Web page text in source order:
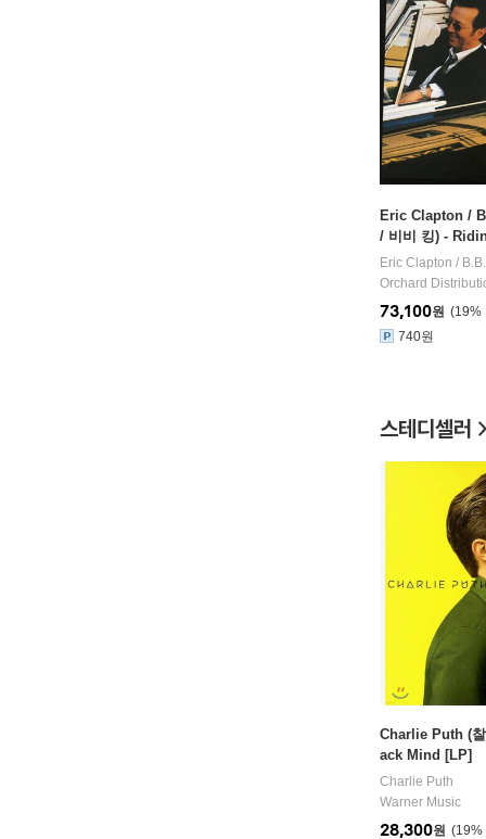
Eric Clapton /
/ 비비 킹) -
드 컬러 2LP]
Eric Clapton /
Orchard
19%
73,100원
740원
스테디셀러
Charlie Puth (
ack Mind [LP]
Charlie Puth
Warner Music
19%
28,300원